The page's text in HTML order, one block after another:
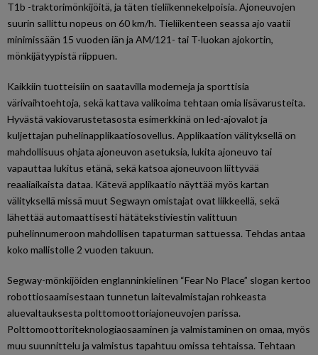
T1b -traktorimönkijöitä, ja täten tieliikennekelpoisia. Ajoneuvojen
suurin sallittu nopeus on 60 km/h. Tieliikenteen seassa ajo vaatii
minimissään 15 vuoden iän ja AM/121- tai T-luokan ajokortin,
mönkijätyypistä riippuen.
Kaikkiin tuotteisiin on saatavilla moderneja ja sporttisia
värivaihtoehtoja, sekä kattava valikoima tehtaan omia lisävarusteita.
Hyvästä vakiovarustetasosta esimerkkinä on led-ajovalot ja
kuljettajan puhelinapplikaatiosovellus. Applikaation välityksellä on
mahdollisuus ohjata ajoneuvon asetuksia, lukita ajoneuvo tai
vapauttaa lukitus etänä, sekä katsoa ajoneuvoon liittyvää
reaaliaikaista dataa. Kätevä applikaatio näyttää myös kartan
välityksellä missä muut Segwayn omistajat ovat liikkeellä, sekä
lähettää automaattisesti hätätekstiviestin valittuun
puhelinnumeroon mahdollisen tapaturman sattuessa. Tehdas antaa
koko mallistolle 2 vuoden takuun.
Segway-mönkijöiden englanninkielinen “Fear No Place” slogan kertoo
robottiosaamisestaan tunnetun laitevalmistajan rohkeasta
aluevaltauksesta polttomoottoriajoneuvojen parissa.
Polttomoottoriteknologiaosaaminen ja valmistaminen on omaa, myös
muu suunnittelu ja valmistus tapahtuu omissa tehtaissa. Tehtaan